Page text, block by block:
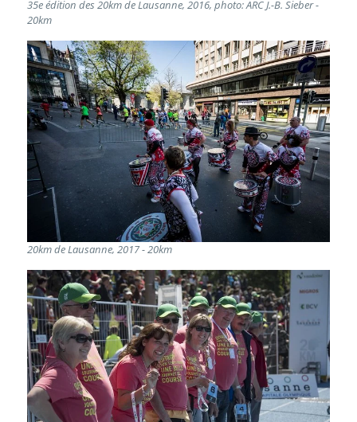
35e édition des 20km de Lausanne, 2016, photo: ARC J.-B. Sieber -
20km
20km de Lausanne, 2017 - 20km